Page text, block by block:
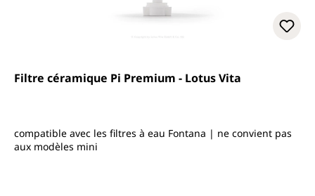
Filtre céramique Pi Premium - Lotus Vita
compatible avec les filtres à eau Fontana | ne convient pas
aux modèles mini